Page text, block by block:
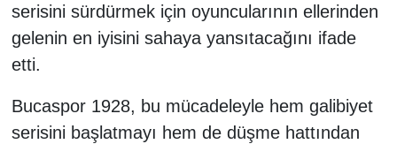
serisini sürdürmek için oyuncularının ellerinden
gelenin en iyisini sahaya yansıtacağını ifade
etti.
Bucaspor 1928, bu mücadeleyle hem galibiyet
serisini başlatmayı hem de düşme hattından